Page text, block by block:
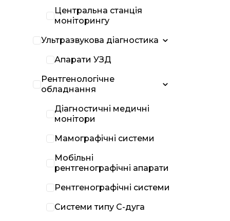
Центральна станція
моніторингу
Ультразвукова діагностика
Апарати УЗД
Рентгенологічне
обладнання
Діагностичні медичні
монітори
Мамографічні системи
Мобільні
рентгенографічні апарати
Рентгенографічні системи
Системи типу С-дуга